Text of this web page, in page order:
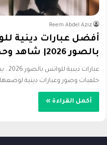
Reem Abdel Aziz
أفضل عبارات دينية
بالصور 2026| شاهد وحمل
خلفيات وصور وعبارات دينية
أكمل القراءة »